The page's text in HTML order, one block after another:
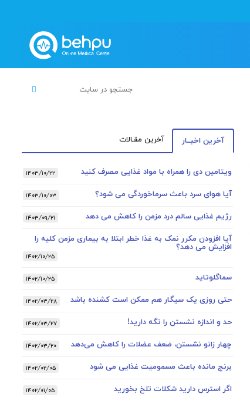
آخرین اخبــار آخرین مقـالات
ویتامین دی را همراه با مواد غذایی مصرف کنید ۱۴۰۳/۱۰/۲۲
آیا هوای سرد باعث سرماخوردگی می شود؟ ۱۴۰۳/۱۰/۰۳
رژیم غذایی سالم درد مزمن را کاهش می دهد ۱۴۰۳/۰۹/۲۱
آیا افزودن مکرر نمک به غذا خطر ابتلا به بیماری مزمن کلیه را
افزایش می دهد؟
۱۴۰۲/۱۰/۲۵
سماگلوتاید ۱۴۰۲/۱۰/۲۵
حتی روزی یک سیگار هم ممکن است کشنده باشد ۱۴۰۲/۰۳/۲۸
حد و اندازه نشستن را نگه دارید! ۱۴۰۲/۰۳/۲۷
چهار زانو نشستن، ضعف عضلات را کاهش می‌دهد ۱۴۰۲/۰۳/۲۰
برنج مانده باعث مسمومیت غذایی می شود ۱۴۰۲/۰۲/۰۵
اگر استرس دارید شکلات تلخ بخورید ۱۴۰۲/۰۱/۰۵